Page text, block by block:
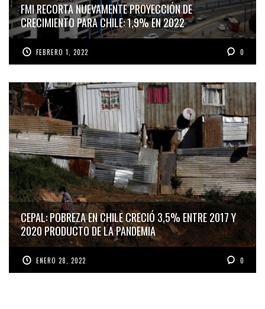
FMI RECORTA NUEVAMENTE PROYECCIÓN DE
CRECIMIENTO PARA CHILE: 1,9% EN 2022
FEBRERO 1, 2022 0
CEPAL: POBREZA EN CHILE CRECIÓ 3,5% ENTRE 2017 Y
2020 PRODUCTO DE LA PANDEMIA
ENERO 28, 2022 0